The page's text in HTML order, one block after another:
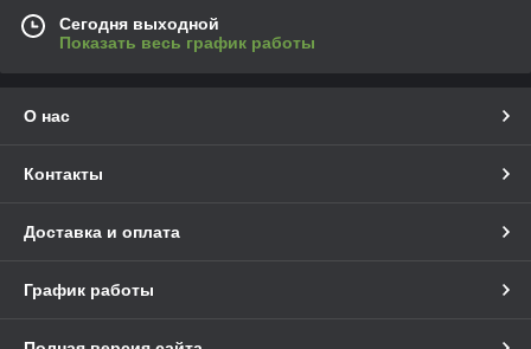
Сегодня выходной
Показать весь график работы
О нас
Контакты
Доставка и оплата
График работы